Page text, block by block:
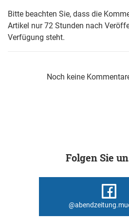
Bitte beachten Sie, dass die
Artikel nur 72 Stunden nach
Verfügung steht.
Noch keine
Folgen Sie